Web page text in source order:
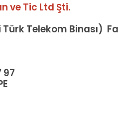
ve Tic Ltd Şti.
Telekom Binası)
97